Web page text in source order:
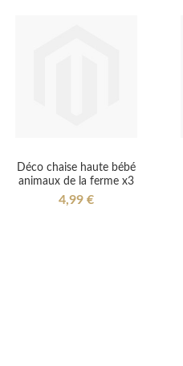
Déco chaise haute bébé
animaux de la ferme x3
4,99 €